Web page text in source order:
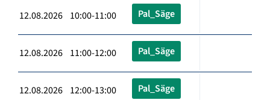
12.08.2026 10:00-11:00 Pal_Säge
12.08.2026 11:00-12:00 Pal_Säge
12.08.2026 12:00-13:00 Pal_Säge